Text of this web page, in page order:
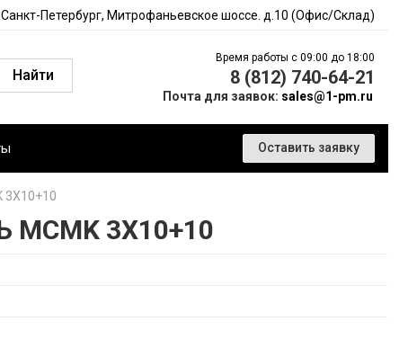
Санкт-Петербург, Митрофаньевское шоссе. д.10 (Офис/Склад)
Найти
Время работы с 09:00 до 18:00
8 (812) 740-64-21
Почта для заявок: sales@1-pm.ru
Оставить заявку
3X10+10